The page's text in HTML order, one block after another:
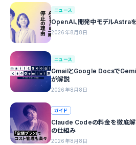
ニュース
OpenAI、開発中モデルAstra
2026年8月8日
ニュース
GmailとGoogle Docsで
が解説
2026年8月8日
ガイド
Claude Codeの料金を徹底解
の仕組み
2026年8月8日